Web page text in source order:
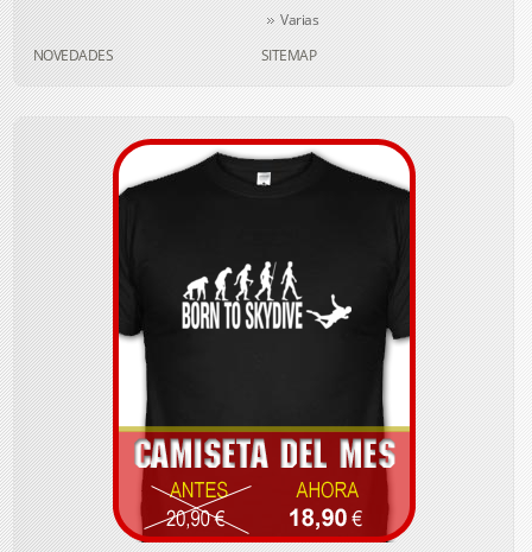
Varias
NOVEDADES
SITEMAP